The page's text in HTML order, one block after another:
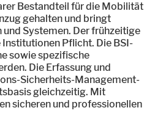
Bestandteil für die Mobilität
gehalten und bringt
Systemen. Der frühzeitige
Pflicht. Die BSI-
sowie spezifische
Die Erfassung und
Sicherheits-Management-
gleichzeitig. Mit
sicheren und professionellen